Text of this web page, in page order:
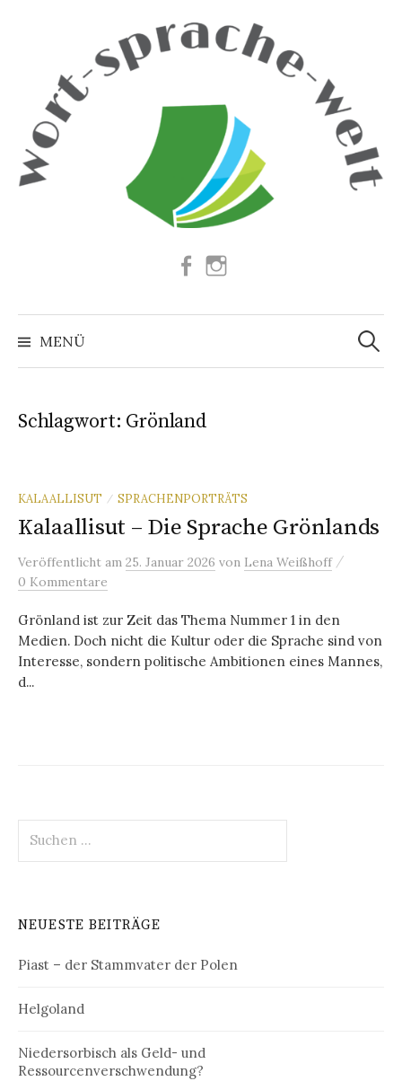
Facebook
MENÜ
Suchen
nach:
Schlagwort: Grönland
KALAALLISUT / SPRACHENPORTRÄTS
Kalaallisut – Die Sprache Grönlands
Veröffentlicht am 25. Januar 2026 von Lena Weißhoff /
0 Kommentare
Grönland ist zur Zeit das Thema Nummer 1 in den
Medien. Doch nicht die Kultur oder die Sprache sind von
Interesse, sondern politische Ambitionen eines Mannes,
d...
nach:
NEUESTE BEITRÄGE
Piast – der Stammvater der Polen
Helgoland
Niedersorbisch als Geld- und
Ressourcenverschwendung?